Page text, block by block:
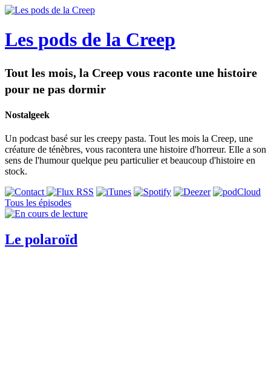
Les pods de la Creep
Tout les mois, la Creep vous raconte une histoire
pour ne pas dormir
Nostalgeek
Un podcast basé sur les creepy pasta. Tout les mois la Creep, une
créature de ténèbres, vous racontera une histoire d'horreur. Elle a son
sens de l'humour quelque peu particulier et beaucoup d'histoire en
stock.
Tous les épisodes
Le polaroïd